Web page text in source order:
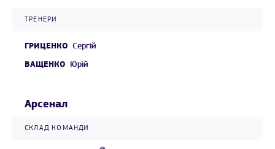
ТРЕНЕРИ
ГРИЦЕНКО Сергій
ВАЩЕНКО Юрій
Арсенал
СКЛАД КОМАНДИ